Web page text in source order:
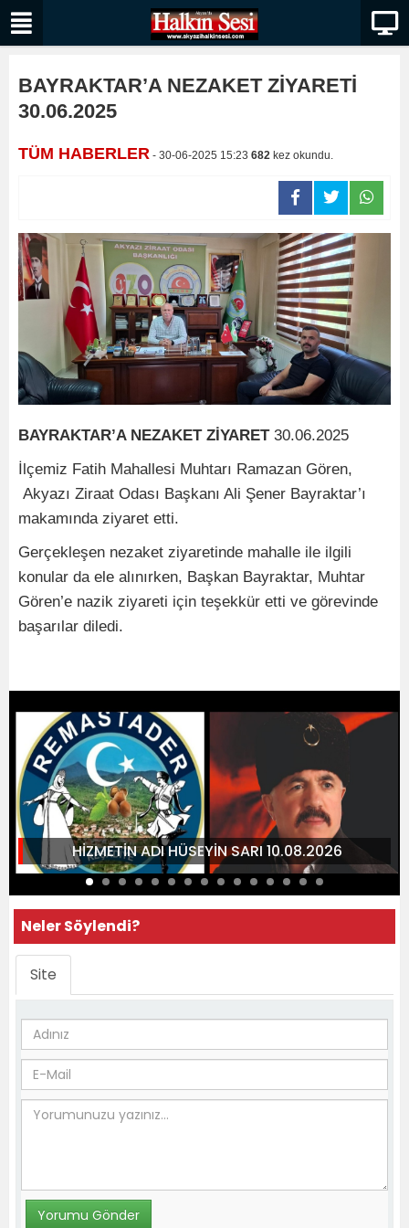
BAYRAKTAR’A NEZAKET ZİYARETİ
30.06.2025
TÜM HABERLER - 30-06-2025 15:23 682 kez okundu.
BAYRAKTAR’A NEZAKET ZİYARET 30.06.2025
İlçemiz Fatih Mahallesi Muhtarı Ramazan Gören,
Akyazı Ziraat Odası Başkanı Ali Şener Bayraktar’ı
makamında ziyaret etti.
Gerçekleşen nezaket ziyaretinde mahalle ile ilgili
konular da ele alınırken, Başkan Bayraktar, Muhtar
Gören’e nazik ziyareti için teşekkür etti ve görevinde
başarılar diledi.
HİZMETİN ADI HÜSEYİN SARI 10.08.2026
Neler Söylendi?
Site